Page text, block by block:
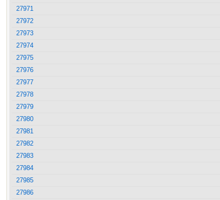
27971
27972
27973
27974
27975
27976
27977
27978
27979
27980
27981
27982
27983
27984
27985
27986